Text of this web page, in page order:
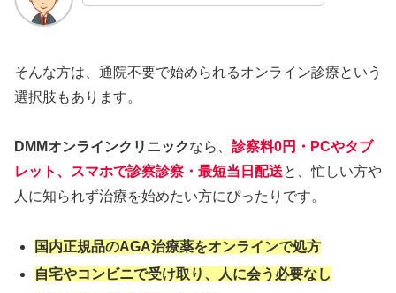
そんな方は、通院不要で始められるオンライン診療という
選択肢もあります。
DMMオンラインクリニックなら、 診察料0円・PCやタブ
レット、スマホで診察診察・最短当日配送と、忙しい方や
人に知られず治療を始めたい方にぴったりです。
国内正規品のAGA治療薬をオンラインで処方
自宅やコンビニで受け取り、人に会う必要なし